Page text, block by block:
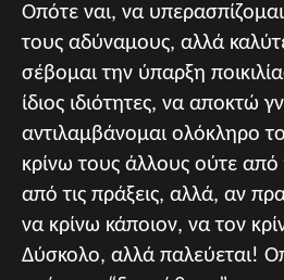
Οπότε ναι, να
τους αδύναμους, αλλά
σέβομαι την ύπαρξη
ίδιος ιδιότητες, να αποκτώ
αντιλαμβάνομαι ολόκληρο
κρίνω τους άλλους ούτε
από τις πράξεις, αλλά, αν
να κρίνω κάποιον, να τον
Δύσκολο, αλλά παλεύεται!